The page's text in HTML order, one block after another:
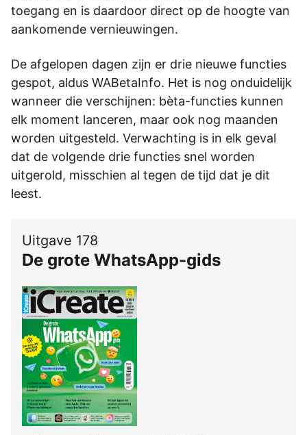
toegang en is daardoor direct op de hoogte van
aankomende vernieuwingen.
De afgelopen dagen zijn er drie nieuwe functies
gespot, aldus WABetaInfo. Het is nog onduidelijk
wanneer die verschijnen: bèta-functies kunnen
elk moment lanceren, maar ook nog maanden
worden uitgesteld. Verwachting is in elk geval
dat de volgende drie functies snel worden
uitgerold, misschien al tegen de tijd dat je dit
leest.
Uitgave 178
De grote WhatsApp-gids